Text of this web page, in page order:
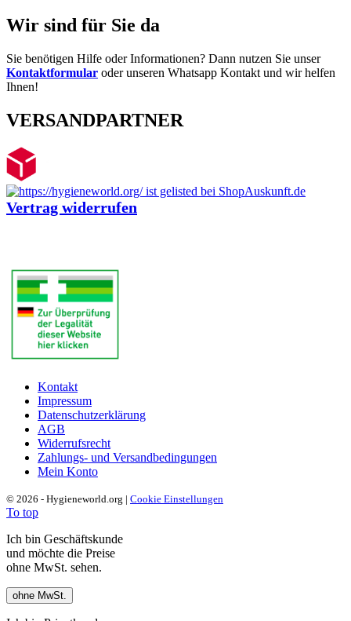
Wir sind für Sie da
Sie benötigen Hilfe oder Informationen? Dann nutzen Sie unser
Kontaktformular oder unseren Whatsapp Kontakt und wir helfen
Ihnen!
VERSANDPARTNER
Vertrag widerrufen
Kontakt
Impressum
Datenschutzerklärung
AGB
Widerrufsrecht
Zahlungs- und Versandbedingungen
Mein Konto
© 2026 - Hygieneworld.org | Cookie Einstellungen
To top
Ich bin Geschäftskunde
und möchte die Preise
ohne MwSt. sehen.
ohne MwSt.